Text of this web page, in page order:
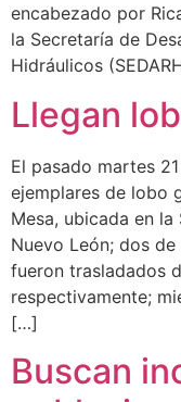
encabezado por
la Secretaría de
Hidráulicos
Llegan
El pasado martes
ejemplares de lobo
Mesa, ubicada en
Nuevo León; dos
fueron trasladados
respectivamente;
[…]
Buscan